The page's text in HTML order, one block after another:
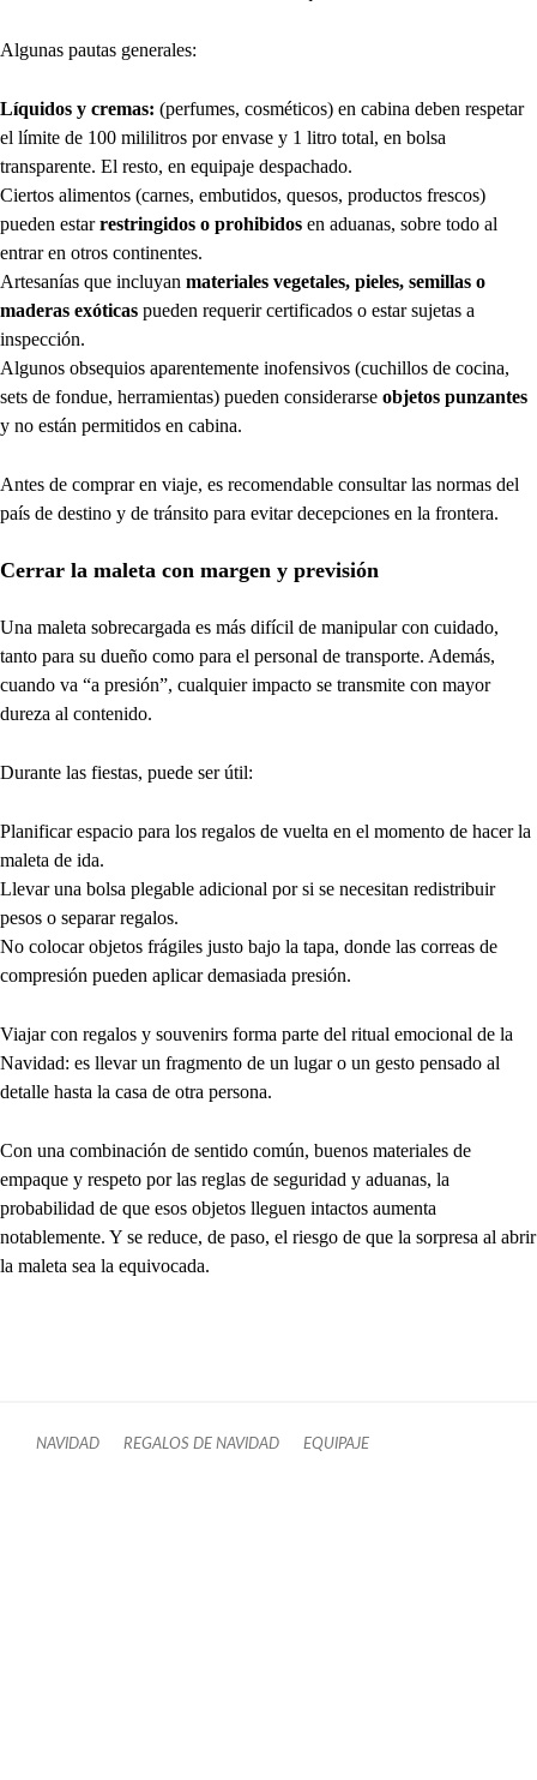
Algunas pautas generales:
Líquidos y cremas: (perfumes, cosméticos) en cabina deben respetar
el límite de 100 mililitros por envase y 1 litro total, en bolsa
transparente. El resto, en equipaje despachado.
Ciertos alimentos (carnes, embutidos, quesos, productos frescos)
pueden estarrestringidos o prohibidos en aduanas, sobre todo al
entrar en otros continentes.
Artesanías que incluyan materiales vegetales, pieles, semillas o
maderas exóticas pueden requerir certificados o estar sujetas a
inspección.
Algunos obsequios aparentemente inofensivos (cuchillos de cocina,
sets de fondue, herramientas) pueden considerarse objetos punzantes
y no están permitidos en cabina.
Antes de comprar en viaje, es recomendable consultar las normas del
país de destino y de tránsito para evitar decepciones en la frontera.
Cerrar la maleta con margen y previsión
Una maleta sobrecargada es más difícil de manipular con cuidado,
tanto para su dueño como para el personal de transporte. Además,
cuando va “a presión”, cualquier impacto se transmite con mayor
dureza al contenido.
Durante las fiestas, puede ser útil:
Planificar espacio para los regalos de vuelta en el momento de hacer la
maleta de ida.
Llevar una bolsa plegable adicional por si se necesitan redistribuir
pesos o separar regalos.
No colocar objetos frágiles justo bajo la tapa, donde las correas de
compresión pueden aplicar demasiada presión.
Viajar con regalos y souvenirs forma parte del ritual emocional de la
Navidad: es llevar un fragmento de un lugar o un gesto pensado al
detalle hasta la casa de otra persona.
Con una combinación de sentido común, buenos materiales de
empaque y respeto por las reglas de seguridad y aduanas, la
probabilidad de que esos objetos lleguen intactos aumenta
notablemente. Y se reduce, de paso, el riesgo de que la sorpresa al abrir
la maleta sea la equivocada.
NAVIDAD REGALOS DE NAVIDAD EQUIPAJE